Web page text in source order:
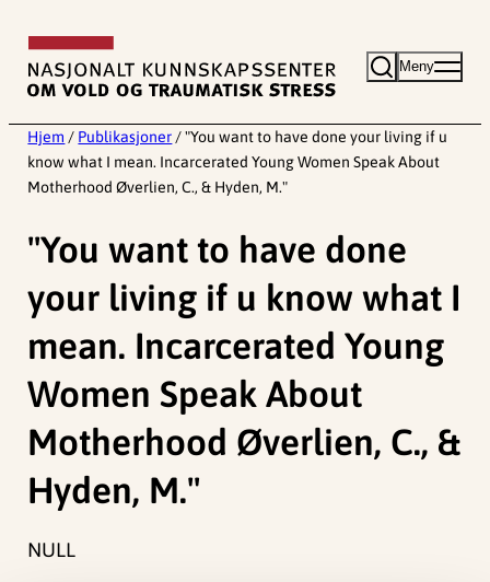
innhold
Meny
Hjem / Publikasjoner / "You want to have done your living if u
know what I mean. Incarcerated Young Women Speak About
Motherhood Øverlien, C., & Hyden, M."
"You want to have done
your living if u know what I
mean. Incarcerated Young
Women Speak About
Motherhood Øverlien, C., &
Hyden, M."
NULL